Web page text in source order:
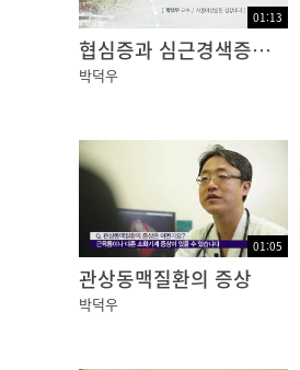
01:13
협심증과 심근경색증의 차이
박덕우
01:05
관상동맥질환의 증상
박덕우